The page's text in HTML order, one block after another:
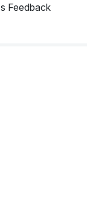
3,50 €
Feedback